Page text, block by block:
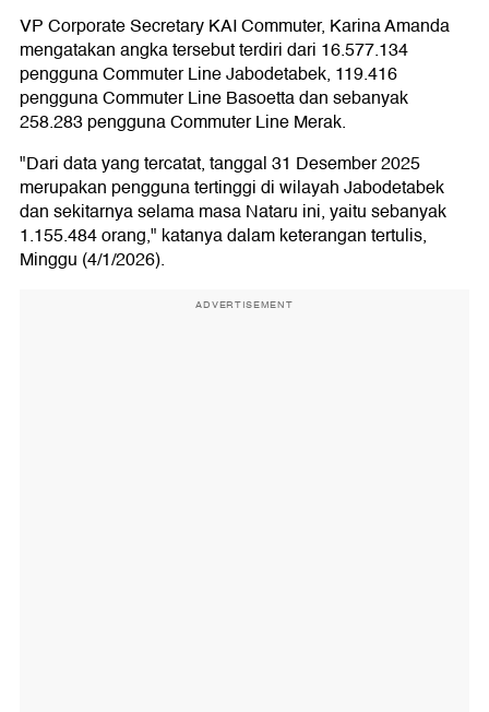
VP Corporate Secretary KAI Commuter, Karina Amanda
mengatakan angka tersebut terdiri dari 16.577.134
pengguna Commuter Line Jabodetabek, 119.416
pengguna Commuter Line Basoetta dan sebanyak
258.283 pengguna Commuter Line Merak.
"Dari data yang tercatat, tanggal 31 Desember 2025
merupakan pengguna tertinggi di wilayah Jabodetabek
dan sekitarnya selama masa Nataru ini, yaitu sebanyak
1.155.484 orang," katanya dalam keterangan tertulis,
Minggu (4/1/2026).
ADVERTISEMENT